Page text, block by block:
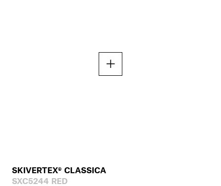
SKIVERTEX® CLASSICA
SXC5244 RED